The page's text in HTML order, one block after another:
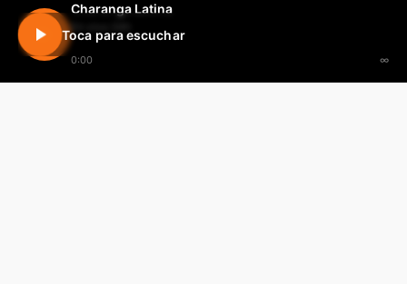
Charanga Latina
En vivo 24h
0:00 ∞
Toca para escuchar